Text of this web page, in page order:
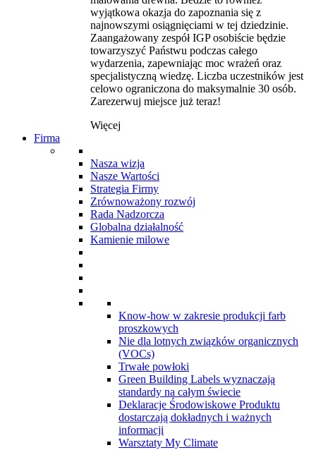
wyjątkowa okazja do zapoznania się z
najnowszymi osiągnięciami w tej dziedzinie.
Zaangażowany zespół IGP osobiście będzie
towarzyszyć Państwu podczas całego
wydarzenia, zapewniając moc wrażeń oraz
specjalistyczną wiedzę. Liczba uczestników jest
celowo ograniczona do maksymalnie 30 osób.
Zarezerwuj miejsce już teraz!
Więcej
Firma
Nasza wizja
Nasze Wartości
Strategia Firmy
Zrównoważony rozwój
Rada Nadzorcza
Globalna działalność
Kamienie milowe
Know-how w zakresie produkcji farb
proszkowych
Nie dla lotnych związków organicznych
(VOCs)
Trwałe powłoki
Green Building Labels wyznaczają
standardy na całym świecie
Deklaracje Środowiskowe Produktu
dostarczają dokładnych i ważnych
informacji
Warsztaty My Climate